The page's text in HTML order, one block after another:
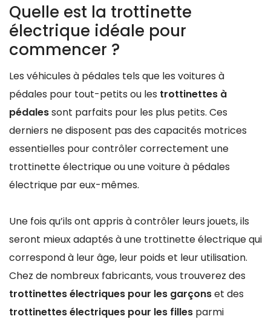
Quelle est la trottinette
électrique idéale pour
commencer ?
Les véhicules à pédales tels que les voitures à
pédales pour tout-petits ou les trottinettes à
pédalessont parfaits pour les plus petits. Ces
derniers ne disposent pas des capacités motrices
essentielles pour contrôler correctement une
trottinette électrique ou une voiture à pédales
électrique par eux-mêmes.
Une fois qu’ils ont appris à contrôler leurs jouets, ils
seront mieux adaptés à une trottinette électrique qui
correspond à leur âge, leur poids et leur utilisation.
Chez de nombreux fabricants, vous trouverez des
trottinettes électriques pour les garçonset des
trottinettes électriques pour les filles parmi